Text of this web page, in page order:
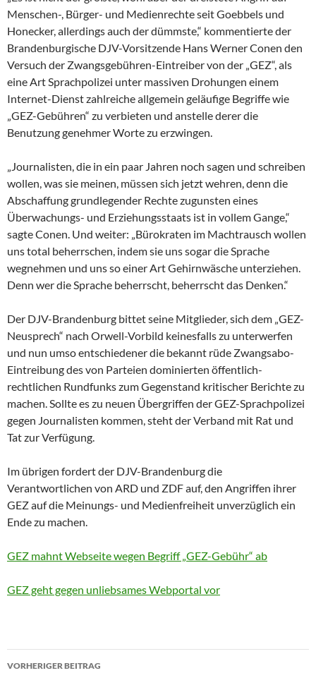
Menschen-, Bürger- und Medienrechte seit Goebbels und
Honecker, allerdings auch der dümmste,“ kommentierte der
Brandenburgische DJV-Vorsitzende Hans Werner Conen den
Versuch der Zwangsgebühren-Eintreiber von der „GEZ“, als
eine Art Sprachpolizei unter massiven Drohungen einem
Internet-Dienst zahlreiche allgemein geläufige Begriffe wie
„GEZ-Gebühren“ zu verbieten und anstelle derer die
Benutzung genehmer Worte zu erzwingen.
„Journalisten, die in ein paar Jahren noch sagen und schreiben
wollen, was sie meinen, müssen sich jetzt wehren, denn die
Abschaffung grundlegender Rechte zugunsten eines
Überwachungs- und Erziehungsstaats ist in vollem Gange,“
sagte Conen. Und weiter: „Bürokraten im Machtrausch wollen
uns total beherrschen, indem sie uns sogar die Sprache
wegnehmen und uns so einer Art Gehirnwäsche unterziehen.
Denn wer die Sprache beherrscht, beherrscht das Denken.“
Der DJV-Brandenburg bittet seine Mitglieder, sich dem „GEZ-
Neusprech“ nach Orwell-Vorbild keinesfalls zu unterwerfen
und nun umso entschiedener die bekannt rüde Zwangsabo-
Eintreibung des von Parteien dominierten öffentlich-
rechtlichen Rundfunks zum Gegenstand kritischer Berichte zu
machen. Sollte es zu neuen Übergriffen der GEZ-Sprachpolizei
gegen Journalisten kommen, steht der Verband mit Rat und
Tat zur Verfügung.
Im übrigen fordert der DJV-Brandenburg die
Verantwortlichen von ARD und ZDF auf, den Angriffen ihrer
GEZ auf die Meinungs- und Medienfreiheit unverzüglich ein
Ende zu machen.
GEZ mahnt Webseite wegen Begriff „GEZ-Gebühr“ ab
GEZ geht gegen unliebsames Webportal vor
Beitragsnavigation
VORHERIGER BEITRAG